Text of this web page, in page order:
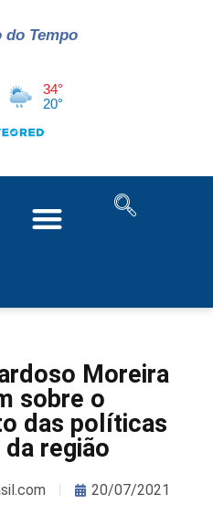
do Tempo
Moreira
sobre o
das políticas
região
20/07/2021